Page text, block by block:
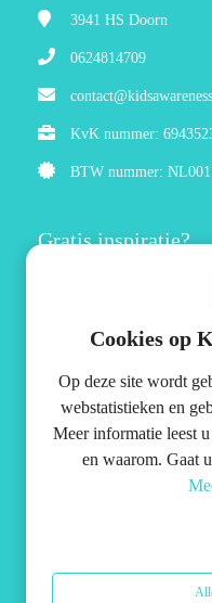
3941 HS Doorn
0624814709
KvK nummer:
BTW nummer:
Gratis inspiratie?
Inspiratie en tips mails
Cookies op
Op deze site wordt
webstatistieken en
Meer informatie leest
en waarom. Gaat